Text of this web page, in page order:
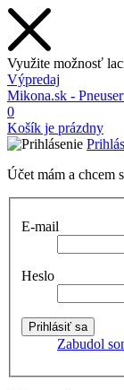
Využite možnosť
Výpredaj
Mikona.sk -
0
Košík je prázdny
Účet mám a chcem
E-mail
Heslo
Zabudol